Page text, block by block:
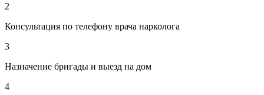
2
Консультация по телефону врача нарколога
3
Назначение бригады и выезд на дом
4